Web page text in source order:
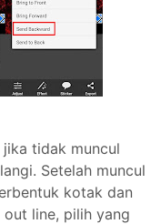
jika tidak muncul
Setelah muncul
kotak dan
line, pilih yang